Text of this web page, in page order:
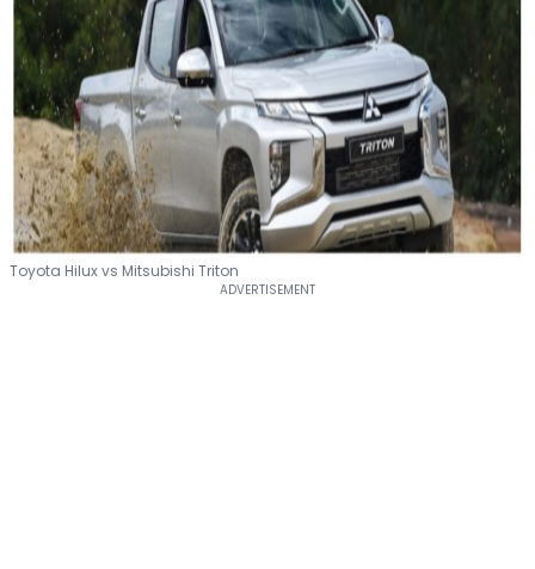
Toyota Hilux vs Mitsubishi Triton